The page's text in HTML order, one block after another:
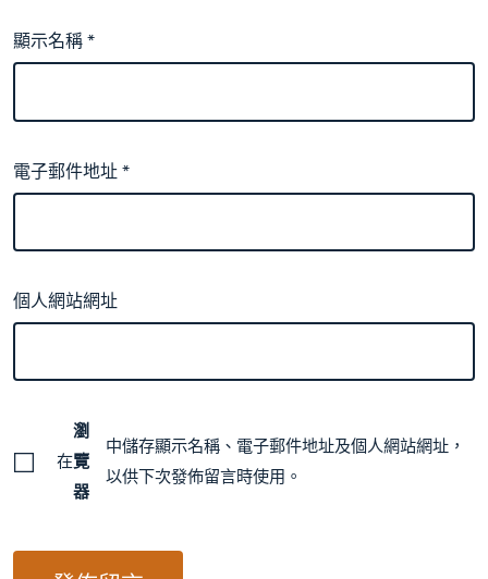
顯示名稱*
電子郵件地址*
個人網站網址
在
瀏
覽
器
中儲存顯示名稱、電子郵件地址及個人網站網址，
以供下次發佈留言時使用。